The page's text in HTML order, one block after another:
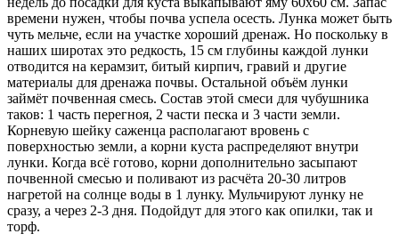
времени нужен, чтобы почва успела осесть. Лунка может быть
чуть мельче, если на участке хороший дренаж. Но поскольку в
наших широтах это редкость, 15 см глубины каждой лунки
отводится на керамзит, битый кирпич, гравий и другие
материалы для дренажа почвы. Остальной объём лунки
займёт почвенная смесь. Состав этой смеси для чубушника
таков: 1 часть перегноя, 2 части песка и 3 части земли.
Корневую шейку саженца располагают вровень с
поверхностью земли, а корни куста распределяют внутри
лунки. Когда всё готово, корни дополнительно засыпают
почвенной смесью и поливают из расчёта 20-30 литров
нагретой на солнце воды в 1 лунку. Мульчируют лунку не
сразу, а через 2-3 дня. Подойдут для этого как опилки, так и
торф.